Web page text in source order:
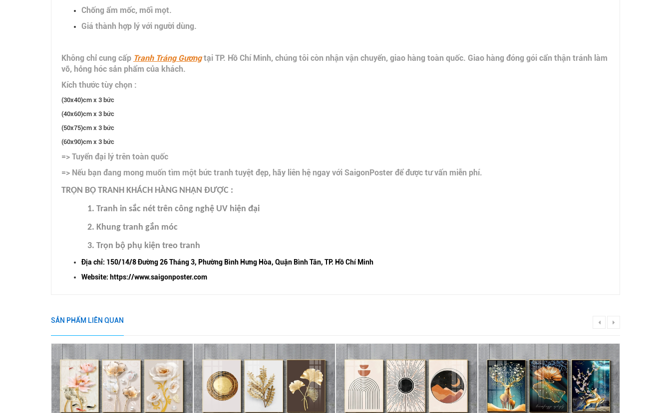
Chống ẩm mốc, mối mọt.
Giá thành hợp lý với người dùng.
Không chỉ cung cấp Tranh Tráng Gương tại TP. Hồ Chí Minh, chúng tôi còn nhận vận chuyển, giao hàng toàn quốc. Giao hàng đóng gói cẩn thận tránh làm
vỡ, hỏng hóc sản phẩm của khách.
Kích thước tùy chọn :
(30x40)cm x 3 bức
(40x60)cm x 3 bức
(50x75)cm x 3 bức
(60x90)cm x 3 bức
=> Tuyển đại lý trên toàn quốc
=> Nếu bạn đang mong muốn tìm một bức tranh tuyệt đẹp, hãy liên hệ ngay với SaigonPoster để được tư vấn miễn phí.
TRỌN BỘ TRANH KHÁCH HÀNG NHẬN ĐƯỢC :
1. Tranh in sắc nét trên công nghệ UV hiện đại
2. Khung tranh gắn móc
3. Trọn bộ phụ kiện treo tranh
Địa chỉ: 150/14/8 Đường 26 Tháng 3, Phường Bình Hưng Hòa, Quận Bình Tân, TP. Hồ Chí Minh
Website: https://www.saigonposter.com
SẢN PHẨM LIÊN QUAN